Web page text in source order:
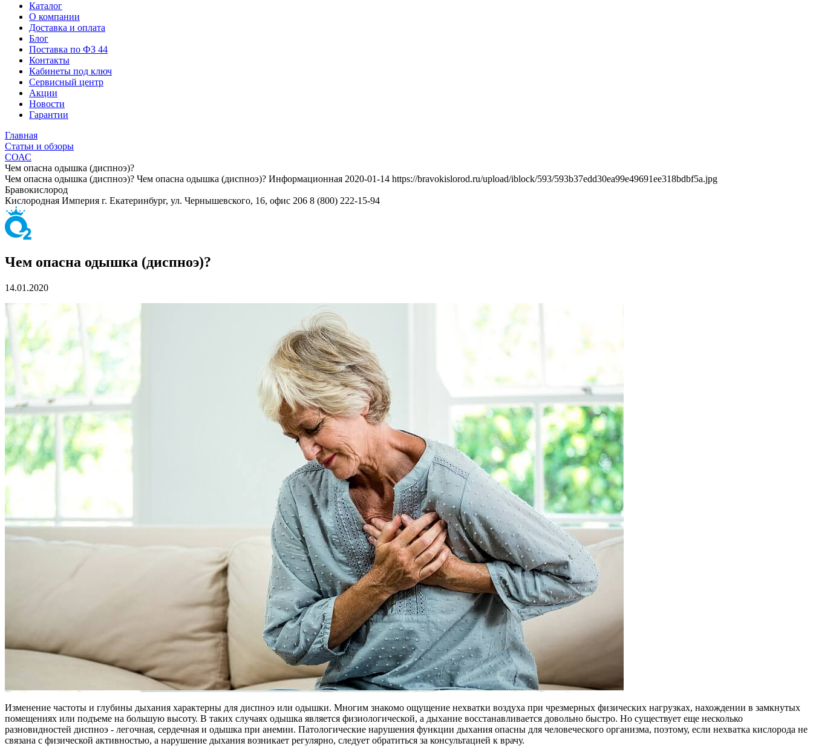
Каталог
О компании
Доставка и оплата
Блог
Поставка по ФЗ 44
Контакты
Кабинеты под ключ
Сервисный центр
Акции
Новости
Гарантии
Главная
Статьи и обзоры
СОАС
Чем опасна одышка (диспноэ)?
Чем опасна одышка (диспноэ)? Чем опасна одышка (диспноэ)? Информационная 2020-01-14 https://bravokislorod.ru/upload/iblock/593/593b37edd30ea99e49691ee318bdbf5a.jpg
Бравокислород
Кислородная Империя г. Екатеринбург, ул. Чернышевского, 16, офис 206 8 (800) 222-15-94
Чем опасна одышка (диспноэ)?
14.01.2020
Изменение частоты и глубины дыхания характерны для диспноэ или одышки. Многим знакомо ощущение нехватки воздуха при чрезмерных физических нагрузках, нахождении в замкнутых
помещениях или подъеме на большую высоту. В таких случаях одышка является физиологической, а дыхание восстанавливается довольно быстро. Но существует еще несколько
разновидностей диспноэ - легочная, сердечная и одышка при анемии. Патологические нарушения функции дыхания опасны для человеческого организма, поэтому, если нехватка кислорода не
связана с физической активностью, а нарушение дыхания возникает регулярно, следует обратиться за консультацией к врачу.